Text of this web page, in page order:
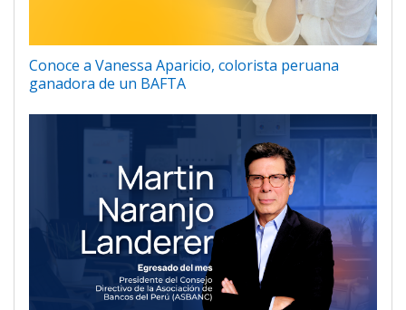
Conoce a Vanessa Aparicio, colorista peruana
ganadora de un BAFTA